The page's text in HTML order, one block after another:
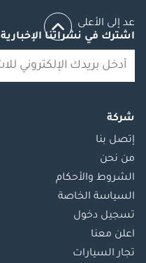
عد إلى الأعلى
اشترك في نشراتنا الإخبارية
شركة
إتصل بنا
من نحن
الشروط والأحكام
السياسة الخاصة
تسجيل دخول
اعلن معنا
تجار السيارات